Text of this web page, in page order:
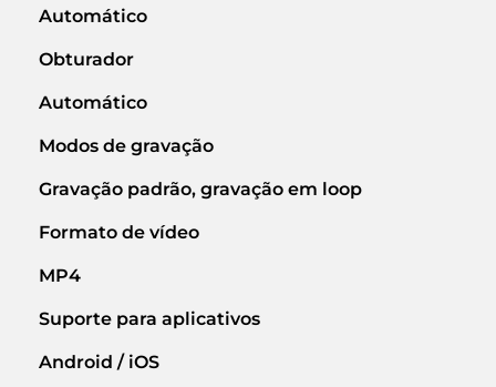
Automático
Obturador
Automático
Modos de gravação
Gravação padrão, gravação em loop
Formato de vídeo
MP4
Suporte para aplicativos
Android / iOS